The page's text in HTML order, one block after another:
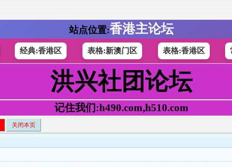
站点位置:香港主论坛
经典:香港区 表格:新澳门区 表格:香港区
洪兴社团论坛
记住我们:h490.com,h510.com
关闭本页